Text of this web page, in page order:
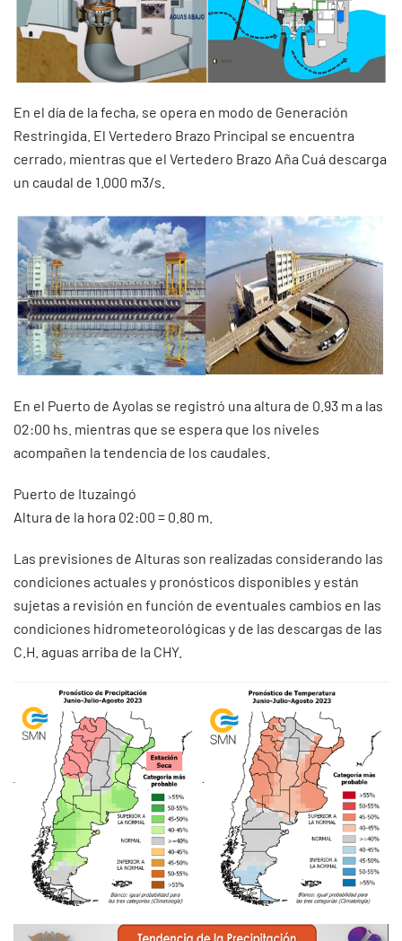
En el día de la fecha, se opera en modo de Generación
Restringida. El Vertedero Brazo Principal se encuentra
cerrado, mientras que el Vertedero Brazo Aña Cuá descarga
un caudal de 1.000 m3/s.
En el Puerto de Ayolas se registró una altura de 0.93 m a las
02:00 hs. mientras que se espera que los niveles
acompañen la tendencia de los caudales.
Puerto de Ituzaingó
Altura de la hora 02:00 = 0.80 m.
Las previsiones de Alturas son realizadas considerando las
condiciones actuales y pronósticos disponibles y están
sujetas a revisión en función de eventuales cambios en las
condiciones hidrometeorológicas y de las descargas de las
C.H. aguas arriba de la CHY.